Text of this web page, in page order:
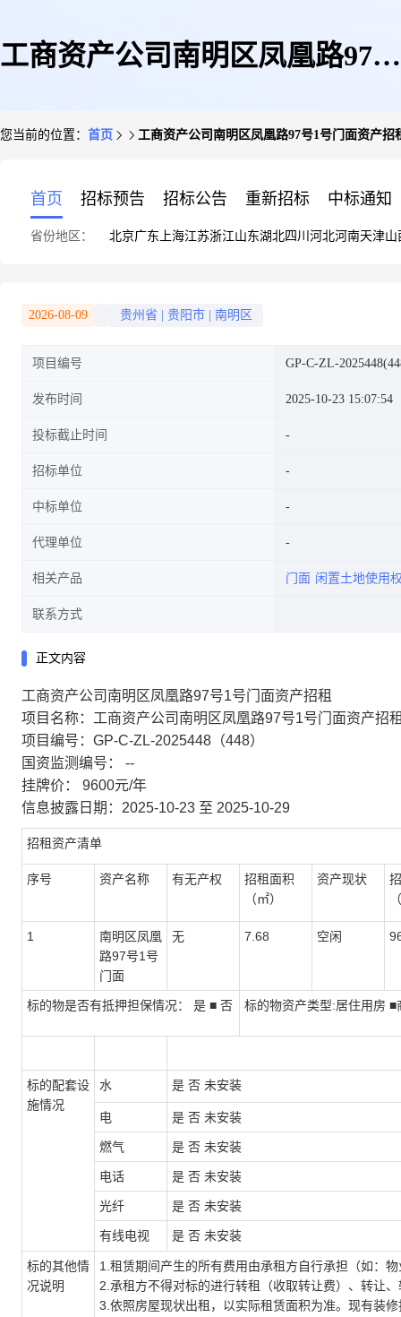
工商资产公司南明区凤凰路97号
您当前的位置： 首页 工商资产公司南明区凤凰路97号1号门面资产招
首页 招标预告 招标公告 重新招标 中标通知
省份地区： 北京广东 上海江苏浙江山东湖北四川 河北河南天津山
2026-08-09 贵州省 贵阳市 南明区
项目编号 GP-C-ZL-
发布时间 2025-10-23 15:07:54
投标截止时间
招标单位
中标单位
代理单位
相关产品 门面 闲置土地使用
联系方式
正文内容
工商资产公司南明区凤凰路97号1号门面资产招租
项目名称：工商资产公司南明区凤凰路97号1号门面资产招
项目编号：GP-C-ZL-2025448（448）
国资监测编号： --
挂牌价： 9600元/年
信息披露日期：2025-10-23 至 2025-10-29
招租资产清单
序号 资产名称 有无产权
招租面积
（㎡）
资产现状
1
南明区凤凰
路97号1号
门面
无 7.68 空闲
标的物是否有抵押担保情况： 是 ■ 否 标的物资产类型:居住用房
标的配套设
施情况
水 是 否 未安装
电 是 否 未安装
燃气 是 否 未安装
电话 是 否 未安装
光纤 是 否 未安装
有线电视 是 否 未安装
标的其他情
况说明
1.租赁期间产生的所有费用由承租方自行承担（如：
2.承租方不得对标的进行转租（收取转让费）、转让
3.依照房屋现状出租，以实际租赁面积为准。现有装